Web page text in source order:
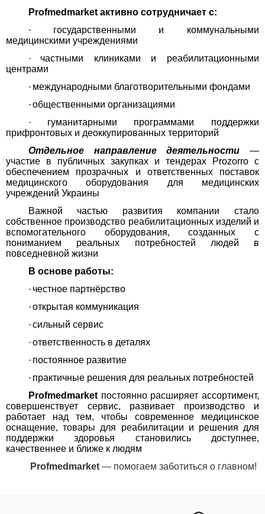
Profmedmarket активно сотрудничает с:
·
государственными и коммунальными
медицинскими учреждениями
·
частными клиниками и реабилитационными
центрами
· международными благотворительными фондами
·общественными организациями
·
гуманитарными программами поддержки
прифронтовых и деоккупированных территорий
Отдельное направление деятельности —
участие в публичных закупках и тендерах Prozorro с
обеспечением прозрачных и ответственных поставок
медицинского оборудования для медицинских
учреждений Украины
Важной частью развития компании стало
собственное производство реабилитационных изделий и
вспомогательного оборудования, созданных с
пониманием реальных потребностей людей в
повседневной жизни
В основе работы:
· честное партнёрство
·открытая коммуникация
·сильный сервис
·ответственность в деталях
· постоянное развитие
· практичные решения для реальных потребностей
Profmedmarketпостоянно расширяет ассортимент,
совершенствует сервис, развивает производство и
работает над тем, чтобы современное медицинское
оснащение, товары для реабилитации и решения для
поддержки здоровья становились доступнее,
качественнее и ближе к людям
Profmedmarket — помогаем заботиться о главном!